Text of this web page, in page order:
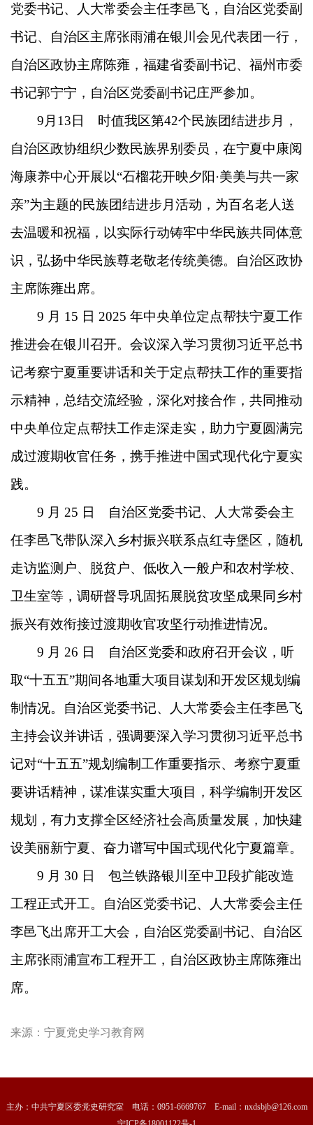
党委书记、人大常委会主任李邑飞，自治区党委副
书记、自治区主席张雨浦在银川会见代表团一行，
自治区政协主席陈雍，福建省委副书记、福州市委
书记郭宁宁，自治区党委副书记庄严参加。
9月13日 时值我区第42个民族团结进步月，
自治区政协组织少数民族界别委员，在宁夏中康阅
海康养中心开展以“石榴花开映夕阳·美美与共一家
亲”为主题的民族团结进步月活动，为百名老人送
去温暖和祝福，以实际行动铸牢中华民族共同体意
识，弘扬中华民族尊老敬老传统美德。自治区政协
主席陈雍出席。
9 月 15 日 2025 年中央单位定点帮扶宁夏工作
推进会在银川召开。会议深入学习贯彻习近平总书
记考察宁夏重要讲话和关于定点帮扶工作的重要指
示精神，总结交流经验，深化对接合作，共同推动
中央单位定点帮扶工作走深走实，助力宁夏圆满完
成过渡期收官任务，携手推进中国式现代化宁夏实
践。
9 月 25 日 自治区党委书记、人大常委会主
任李邑飞带队深入乡村振兴联系点红寺堡区，随机
走访监测户、脱贫户、低收入一般户和农村学校、
卫生室等，调研督导巩固拓展脱贫攻坚成果同乡村
振兴有效衔接过渡期收官攻坚行动推进情况。
9 月 26 日 自治区党委和政府召开会议，听
取“十五五”期间各地重大项目谋划和开发区规划编
制情况。自治区党委书记、人大常委会主任李邑飞
主持会议并讲话，强调要深入学习贯彻习近平总书
记对“十五五”规划编制工作重要指示、考察宁夏重
要讲话精神，谋准谋实重大项目，科学编制开发区
规划，有力支撑全区经济社会高质量发展，加快建
设美丽新宁夏、奋力谱写中国式现代化宁夏篇章。
9 月 30 日 包兰铁路银川至中卫段扩能改造
工程正式开工。自治区党委书记、人大常委会主任
李邑飞出席开工大会，自治区党委副书记、自治区
主席张雨浦宣布工程开工，自治区政协主席陈雍出
席。
来源： 宁夏党史学习教育网
主办：中共宁夏区委党史研究室 电话：0951-6669767 E-mail：nxdsbjb@126.com